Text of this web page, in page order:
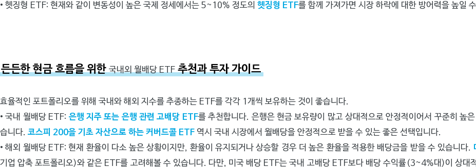
• 헷징형 ETF: 현재와 같이 변동성이 높은 국제 정세에서는 5~10% 정도의 헷징형 ETF를 함께 가져가면 시장 하락에 대한 방어력을 높일
든든한 현금 흐름을 위한국내외 월배당 ETF추천과 투자 가이드
효율적인 포트폴리오를 위해 국내와 해외 지수를 추종하는 ETF를 각각 1개씩 보유하는 것이 좋습니다.
•국내 월배당 ETF: 은행 지주 또는 은행 관련 고배당 ETF를 추천합니다. 은행은 현금 보유량이 많고 상대적으로 안정적이어서 꾸준히
습니다. 코스피 200을 기초 자산으로 하는 커버드콜 ETF 역시 국내 시장에서 월배당을 안정적으로 받을 수 있는 좋은 선택입니다.
•해외 월배당 ETF: 현재 환율이 다소 높은 상황이지만, 환율이 유지되거나 상승할 경우 더 높은 환율을 적용한 배당금을 받을 수 있습니다.
기업 압축 포트폴리오)와 같은 ETF를 고려해볼 수 있습니다. 다만, 미국 배당 ETF는 국내 고배당 ETF보다 배당 수익률(3~4%대)이 상대